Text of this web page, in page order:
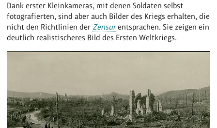
Dank erster Kleinkameras, mit denen Soldaten selbst
fotografierten, sind aber auch Bilder des Kriegs erhalten, die
nicht den Richtlinien der Zensurentsprachen. Sie zeigen ein
deutlich realistischeres Bild des Ersten Weltkriegs.